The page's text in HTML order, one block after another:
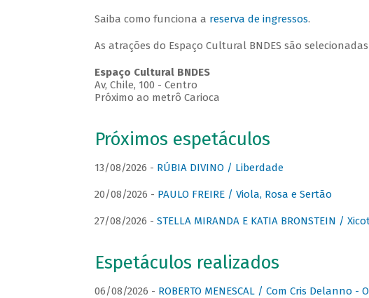
Saiba como funciona a reserva de ingressos.
As atrações do Espaço Cultural BNDES são
Espaço Cultural BNDES
Av, Chile, 100 - Centro
Próximo ao metrô Carioca
Próximos espetáculos
13/08/2026 - RÚBIA DIVINO / Liberdade
20/08/2026 - PAULO FREIRE / Viola, Rosa e Sertão
27/08/2026 - STELLA MIRANDA E KATIA BRONSTEIN /
Espetáculos realizados
06/08/2026 - ROBERTO MENESCAL / Com Cris Delanno -